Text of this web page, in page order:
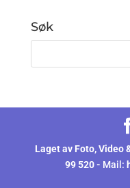
Søk
Laget av Foto, Video
99 520 - Mail: